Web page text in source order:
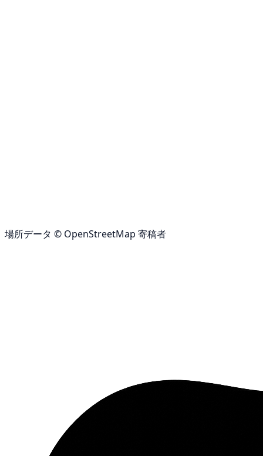
場所データ © OpenStreetMap 寄稿者